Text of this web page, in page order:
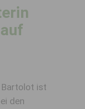
ist
den